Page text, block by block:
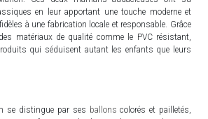
en leur apportant une touche moderne et
à une fabrication locale et responsable. Grâce
matériaux de qualité comme le PVC résistant,
qui séduisent autant les enfants que leurs
se distingue par ses ballons colorés et pailletés,